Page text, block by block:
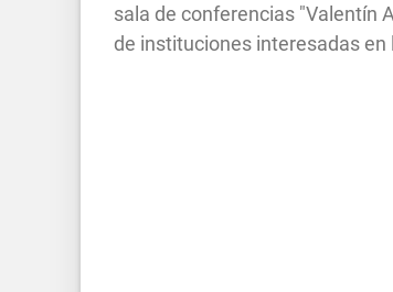
sala de conferencias "Valentín
de instituciones interesadas